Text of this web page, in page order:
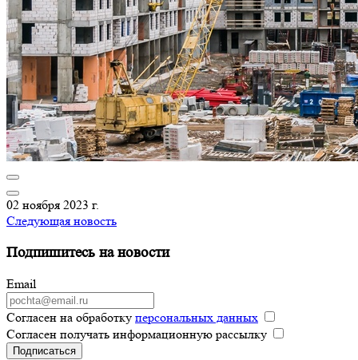
02 ноября 2023 г.
Следующая новость
Подпишитесь на новости
Email
Согласен на обработку персональных данных
Согласен получать информационную рассылку
Подписаться